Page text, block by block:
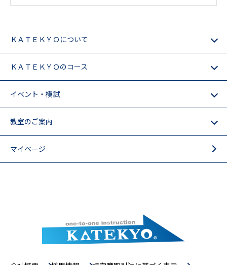
ＫＡＴＥＫＹＯについて
ＫＡＴＥＫＹＯのコース
イベント・模試
教室のご案内
マイページ